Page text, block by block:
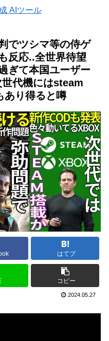
AIツール
でツシマ等の侍ゲ
反応..全世界待望
ぎて本国ユーザー
代機にはsteam
あり得ると噂
はてブ
コピー
2024.05.27